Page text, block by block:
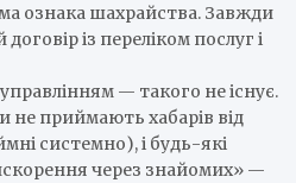
ознака шахрайства. Завжди
із переліком послуг і
— такого не існує.
не приймають хабарів від
системно), і будь-які
через знайомих» —